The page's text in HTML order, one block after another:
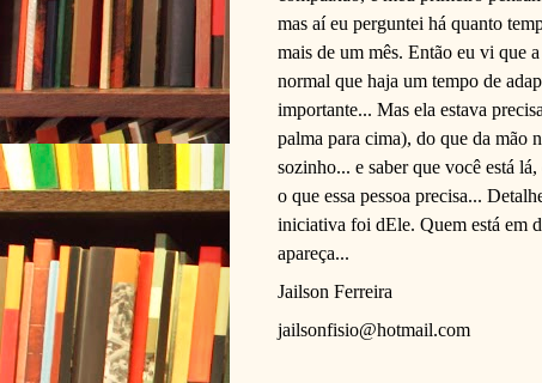
mas aí eu perguntei há quanto
mais de um mês. Então eu vi que
normal que haja um tempo de
importante... Mas ela estava
palma para cima), do que da mão
sozinho... e saber que você está
o que essa pessoa precisa...
iniciativa foi dEle. Quem está em
apareça...
Jailson Ferreira
jailsonfisio@hotmail.com